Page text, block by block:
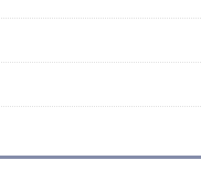
キル(4)】
ー(3)】